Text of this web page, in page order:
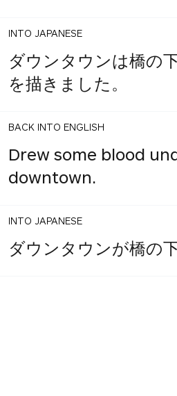
INTO JAPANESE
ダウンタウンは橋の
を描きました。
BACK INTO ENGLISH
Drew some blood
downtown.
INTO JAPANESE
ダウンタウンが橋の